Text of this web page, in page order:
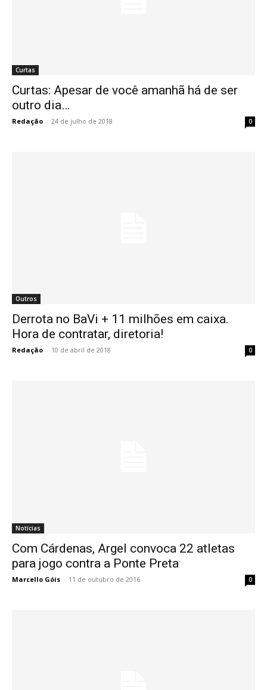
Curtas
Curtas: Apesar de você amanhã há de ser
outro dia…
Redação - 24 de julho de 2018 0
Outros
Derrota no BaVi + 11 milhões em caixa.
Hora de contratar, diretoria!
Redação - 10 de abril de 2018 0
Notícias
Com Cárdenas, Argel convoca 22 atletas
para jogo contra a Ponte Preta
Marcello Góis - 11 de outubro de 2016 0